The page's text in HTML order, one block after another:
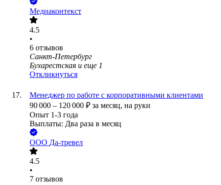
Медиаконтекст
4.5
•
6 отзывов
Санкт-Петербург
Бухарестская и еще 1
Откликнуться
Менеджер по работе с корпоративными клиентами
90 000 – 120 000 ₽ за месяц, на руки
Опыт 1-3 года
Выплаты: Два раза в месяц
ООО Да-тревел
4.5
•
7 отзывов